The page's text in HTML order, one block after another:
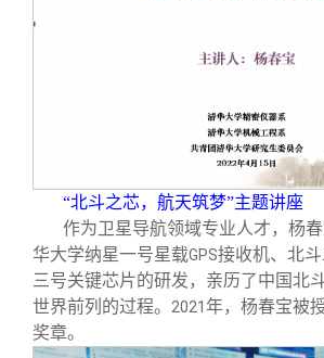
理事会名单
制度法规
联系我们
“北斗之芯，航天筑梦”主题讲座
作为卫星导航领域专业人才，杨
华大学纳星一号星载GPS接收机、北
三号关键芯片的研发，亲历了中国北
世界前列的过程。
2021年，杨春宝被
奖章。